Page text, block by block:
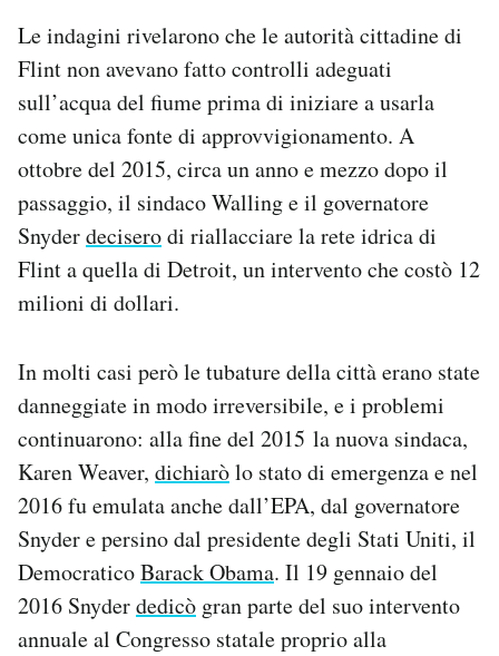
Le indagini rivelarono che le autorità cittadine di
Flint non avevano fatto controlli adeguati
sull’acqua del fiume prima di iniziare a usarla
come unica fonte di approvvigionamento. A
ottobre del 2015, circa un anno e mezzo dopo il
passaggio, il sindaco Walling e il governatore
Snyderdeciserodi riallacciare la rete idrica di
Flint a quella di Detroit, un intervento che costò 12
milioni di dollari.
In molti casi però le tubature della città erano state
danneggiate in modo irreversibile, e i problemi
continuarono: alla fine del 2015 la nuova sindaca,
Karen Weaver, dichiaròlo stato di emergenza e nel
2016 fu emulata anche dall’EPA, dal governatore
Snyder e persino dal presidente degli Stati Uniti, il
DemocraticoBarack Obama. Il 19 gennaio del
2016 Snyderdedicò gran parte del suo intervento
annuale al Congresso statale proprio alla